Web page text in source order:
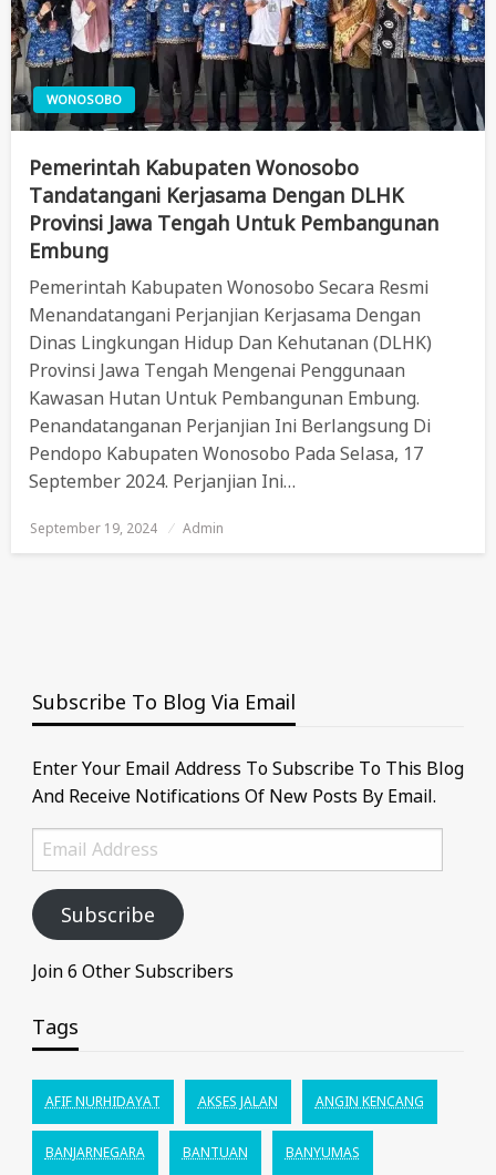
WONOSOBO
Pemerintah Kabupaten Wonosobo
Tandatangani Kerjasama Dengan DLHK
Provinsi Jawa Tengah Untuk Pembangunan
Embung
Pemerintah Kabupaten Wonosobo Secara Resmi
Menandatangani Perjanjian Kerjasama Dengan
Dinas Lingkungan Hidup Dan Kehutanan (DLHK)
Provinsi Jawa Tengah Mengenai Penggunaan
Kawasan Hutan Untuk Pembangunan Embung.
Penandatanganan Perjanjian Ini Berlangsung Di
Pendopo Kabupaten Wonosobo Pada Selasa, 17
September 2024. Perjanjian Ini…
Posted
On
September 19, 2024 Admin
Subscribe To Blog Via Email
Enter Your Email Address To Subscribe To This Blog
And Receive Notifications Of New Posts By Email.
Email
Address
Subscribe
Join 6 Other Subscribers
Tags
AFIF NURHIDAYAT AKSES JALAN ANGIN KENCANG
BANJARNEGARA BANTUAN BANYUMAS